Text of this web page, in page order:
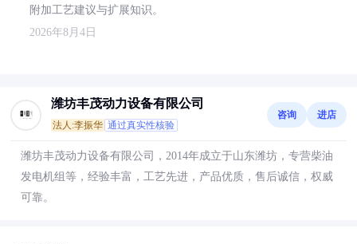
附加工艺建议与扩展知识。
2026年8月4日
潍坊丰茂动力设备有限公司
法人:李振华 通过真实性核验
咨询 进店
潍坊丰茂动力设备有限公司，2014年成立于山东潍坊，专营柴油
发电机组等，经验丰富，工艺先进，产品优质，售后诚信，权威
可靠。